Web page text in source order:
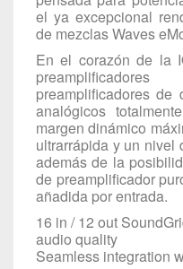
el ya excepcional
de mezclas Waves
En el corazón de la
preamplificadores
analógicos
margen dinámico
ultrarrápida y un nivel
además de la
de preamplificador
añadida por entrada.
16 in / 12 out
audio quality
Seamless integration